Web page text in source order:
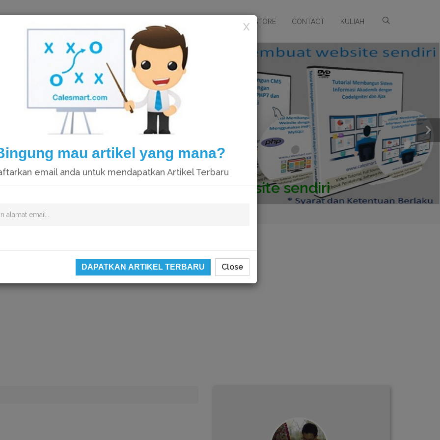
STORE CONTACT KULIAH
Video catatan kami di Youtube
X
mau artikel yang mana?
email anda untuk mendapatkan Artikel Terbaru
DAPATKAN ARTIKEL TERBARU Close